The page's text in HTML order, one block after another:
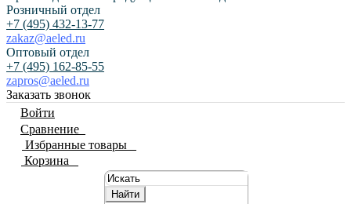
Розничный отдел
+7 (495) 432-13-77
zakaz@aeled.ru
Оптовый отдел
+7 (495) 162-85-55
zapros@aeled.ru
Заказать звонок
Войти
Сравнение
Избранные товары
Корзина
Найти